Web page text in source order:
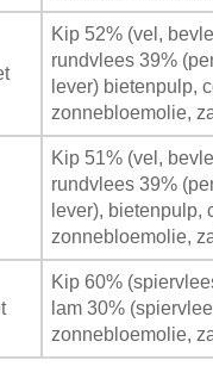
Kip 52% (vel,
rundvlees 39%
lever) bietenpulp,
zonnebloemolie,
Kip 51% (vel,
rundvlees 39%
lever), bietenpulp,
zonnebloemolie,
Kip 60%
lam 30%
zonnebloemolie,